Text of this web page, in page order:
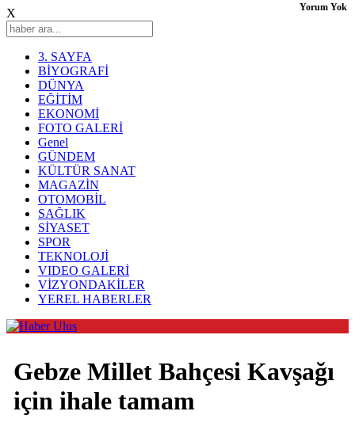
X
3. SAYFA
BİYOGRAFİ
DÜNYA
EĞİTİM
EKONOMİ
FOTO GALERİ
Genel
GÜNDEM
KÜLTÜR SANAT
MAGAZİN
OTOMOBİL
SAĞLIK
SİYASET
SPOR
TEKNOLOJİ
VIDEO GALERİ
VİZYONDAKİLER
YEREL HABERLER
Gebze Millet Bahçesi Kavşağı
için ihale tamam
Yorum Yok